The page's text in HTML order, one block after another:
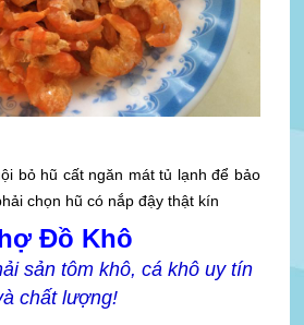
bỏ hũ cất ngăn mát tủ lạnh để bảo
chọn hũ có nắp đậy thật kín
Đồ Khô
sản tôm khô, cá khô uy tín
chất lượng!